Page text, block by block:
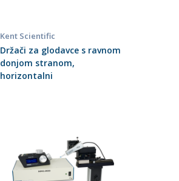
Kent Scientific
Držači za glodavce s ravnom
donjom stranom,
horizontalni